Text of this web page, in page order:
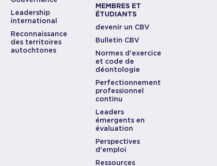
Leadership
international
Reconnaissance
des territoires
autochtones
MEMBRES ET
ÉTUDIANTS
devenir un CBV
Bulletin CBV
Normes d’exercice
et code de
déontologie
Perfectionnement
professionnel
continu
Leaders
émergents en
évaluation
Perspectives
d’emploi
Ressources